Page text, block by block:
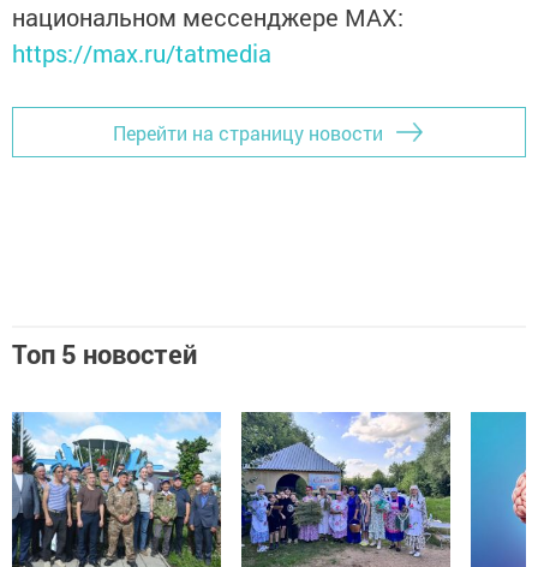
национальном мессенджере MАХ:
https://max.ru/tatmedia
Перейти на страницу новости
Топ 5 новостей